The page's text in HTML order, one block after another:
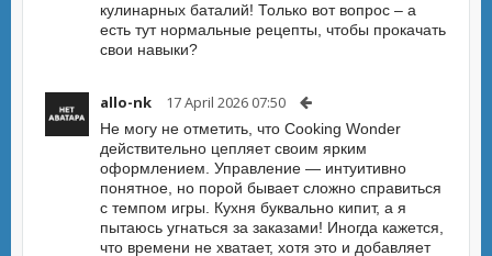
кулинарных баталий! Только вот вопрос – а
есть тут нормальные рецепты, чтобы прокачать
свои навыки?
allo-nk 17 April 2026 07:50
Не могу не отметить, что Cooking Wonder
действительно цепляет своим ярким
оформлением. Управление — интуитивно
понятное, но порой бывает сложно справиться
с темпом игры. Кухня буквально кипит, а я
пытаюсь угнаться за заказами! Иногда кажется,
что времени не хватает, хотя это и добавляет